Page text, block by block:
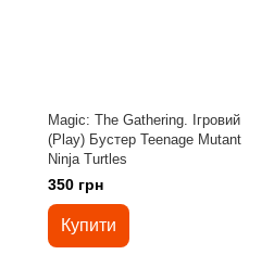
Magic: The Gathering. Ігровий
(Play) Бустер Teenage Mutant
Ninja Turtles
350 грн
Купити